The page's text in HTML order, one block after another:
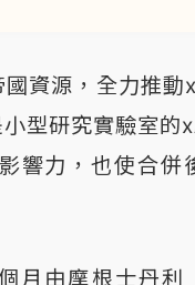
資源，全力推
型研究實驗室
響力，也使合
月由摩根士丹